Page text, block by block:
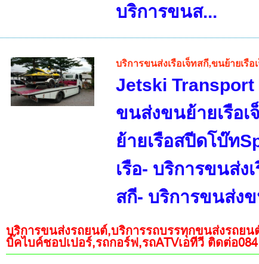
บริการขนส...
บริการขนส่งเรือเจ็ทสกี,ขนย้ายเรือ
Jetski Transport
ขนส่งขนย้ายเรือ
ย้ายเรือสปีดโบ๊ท
เรือ- บริการขนส่ง
สกี- บริการขนส่ง
บริการขนส่งรถยนต์,บริการรถบรรทุกขนส่งรถย
บิ๊คไบค์ชอปเปอร์,รถกอร์ฟ,รถATVเอทีวี ติดต่อ